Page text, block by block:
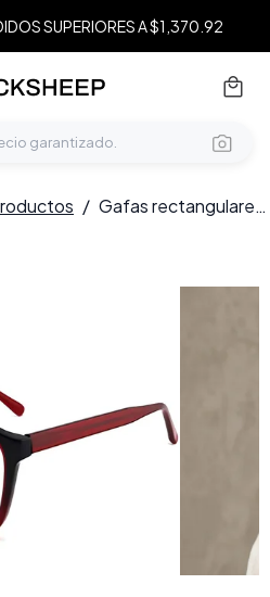
SUPERIORES A $1,370.92
/ Gafas rectangulares de acetato rojo #BS2012-0121